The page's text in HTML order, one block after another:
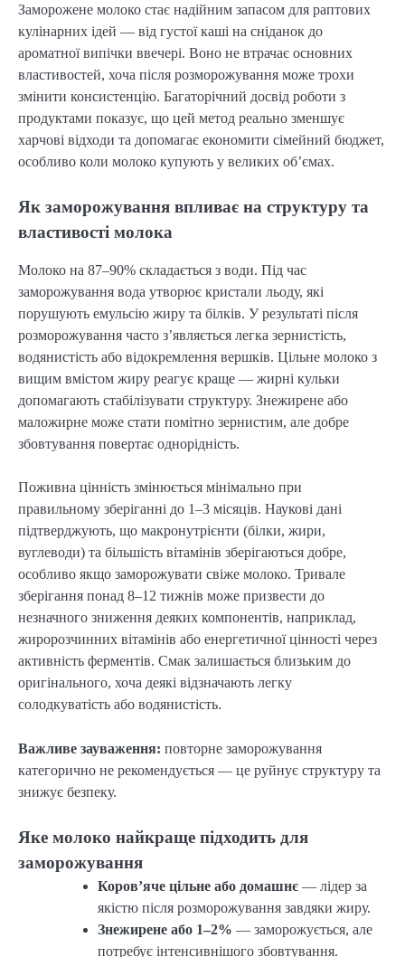
Заморожене молоко стає надійним запасом для раптових
кулінарних ідей — від густої каші на сніданок до
ароматної випічки ввечері. Воно не втрачає основних
властивостей, хоча після розморожування може трохи
змінити консистенцію. Багаторічний досвід роботи з
продуктами показує, що цей метод реально зменшує
харчові відходи та допомагає економити сімейний бюджет,
особливо коли молоко купують у великих об’ємах.
Як заморожування впливає на структуру та
властивості молока
Молоко на 87–90% складається з води. Під час
заморожування вода утворює кристали льоду, які
порушують емульсію жиру та білків. У результаті після
розморожування часто з’являється легка зернистість,
водянистість або відокремлення вершків. Цільне молоко з
вищим вмістом жиру реагує краще — жирні кульки
допомагають стабілізувати структуру. Знежирене або
маложирне може стати помітно зернистим, але добре
збовтування повертає однорідність.
Поживна цінність змінюється мінімально при
правильному зберіганні до 1–3 місяців. Наукові дані
підтверджують, що макронутрієнти (білки, жири,
вуглеводи) та більшість вітамінів зберігаються добре,
особливо якщо заморожувати свіже молоко. Тривале
зберігання понад 8–12 тижнів може призвести до
незначного зниження деяких компонентів, наприклад,
жиророзчинних вітамінів або енергетичної цінності через
активність ферментів. Смак залишається близьким до
оригінального, хоча деякі відзначають легку
солодкуватість або водянистість.
Важливе зауваження: повторне заморожування
категорично не рекомендується — це руйнує структуру та
знижує безпеку.
Яке молоко найкраще підходить для
заморожування
Коров’яче цільне або домашнє — лідер за
якістю після розморожування завдяки жиру.
Знежирене або 1–2% — заморожується, але
потребує інтенсивнішого збовтування.